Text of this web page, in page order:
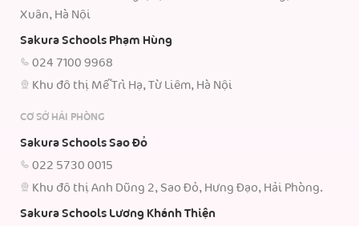
Xuân, Hà Nội
Sakura Schools Phạm Hùng
024 7100 9968
Khu đô thị Mễ Trì Hạ, Từ Liêm, Hà Nội
CƠ SỞ HẢI PHÒNG
Sakura Schools Sao Đỏ
022 5730 0015
Khu đô thị Anh Dũng 2, Sao Đỏ, Hưng Đạo, Hải Phòng.
Sakura Schools Lương Khánh Thiện